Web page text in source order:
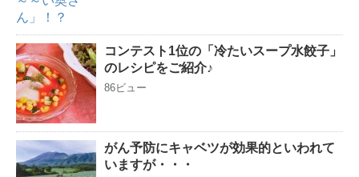
コンテスト1位の「冷たいスープ水餃子」
のレシピをご紹介♪
86ビュー
がん予防にキャベツが効果的といわれて
いますが・・・